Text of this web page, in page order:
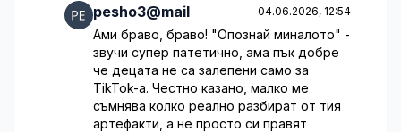
pesho3@mail 04.06.2026, 12:54
Ами браво, браво! "Опознай миналото" -
звучи супер патетично, ама пък добре
че децата не са залепени само за
TikTok-а. Честно казано, малко ме
съмнява колко реално разбират от тия
артефакти, а не просто си правят